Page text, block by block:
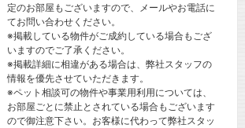
定のお部屋もございますので、メールやお電話に
てお問い合わせください。
※掲載している物件がご成約している場合もござ
いますのでご了承ください。
※掲載詳細に相違がある場合は、弊社スタッフの
情報を優先させていただきます。
※ペット相談可の物件や事業用利用については、
お部屋ごとに禁止とされている場合もございます
ので御注意下さい。お客様に代わって弊社スタッ